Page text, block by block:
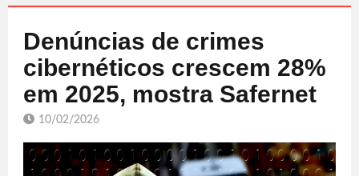
Denúncias de crimes
cibernéticos crescem 28%
em 2025, mostra Safernet
10/02/2026